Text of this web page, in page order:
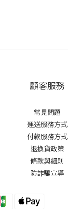
顧客服務
常見問題
運送服務方式
付款服務方式
退換貨政策
條款與細則
防詐騙宣導